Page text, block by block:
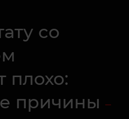
со
плохо:
причины